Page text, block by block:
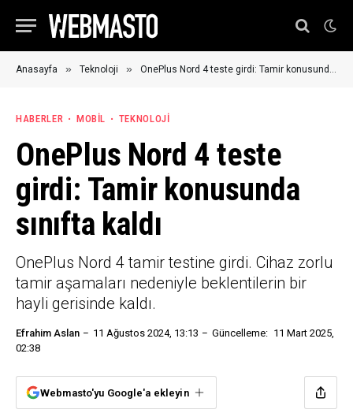
Anasayfa » Teknoloji » OnePlus Nord 4 teste girdi: Tamir konusunda sınıfta kaldı
HABERLER MOBIL TEKNOLOJI
OnePlus Nord 4 teste
girdi: Tamir konusunda
sınıfta kaldı
OnePlus Nord 4 tamir testine girdi. Cihaz zorlu
tamir aşamaları nedeniyle beklentilerin bir
hayli gerisinde kaldı.
Efrahim Aslan 11 Ağustos 2024, 13:13 Güncelleme: 11 Mart 2025,
02:38
Webmasto'yu Google'a ekleyin